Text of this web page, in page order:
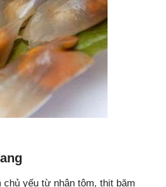
yếu từ nhân tôm, thịt băm